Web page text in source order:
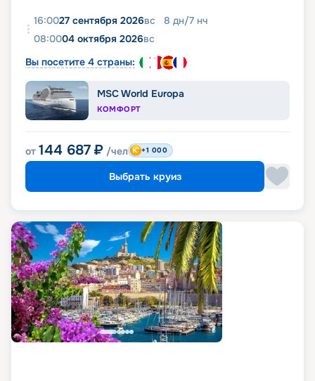
16:0027 сентября 2026вс 8 дн/7 нч
08:0004 октября 2026вс
Вы посетите 4 страны:
MSC World Europa
КОМФОРТ
от 144 687 ₽ /чел +1 000
Выбрать круиз